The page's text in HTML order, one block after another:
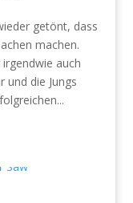
getönt, dass
machen.
auch
und die Jungs